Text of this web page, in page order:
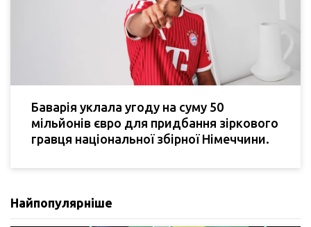
Баварія уклала угоду на суму 50
мільйонів євро для придбання зіркового
гравця національної збірної Німеччини.
Найпопулярніше